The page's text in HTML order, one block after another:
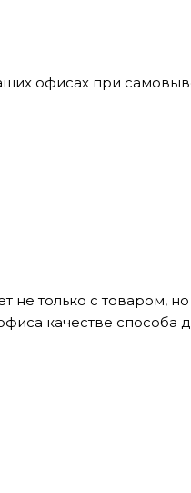
офисах при
не только с товаром,
качестве способа